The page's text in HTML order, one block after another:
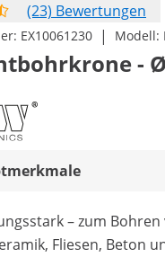
(23) Bewertungen
EX10061230 | Modell:
-
– zum Bohren
Fliesen, Beton